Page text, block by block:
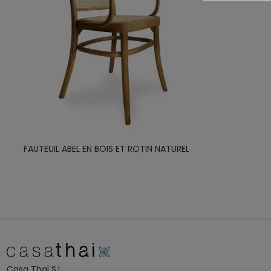
FAUTEUIL ABEL EN BOIS ET ROTIN NATUREL